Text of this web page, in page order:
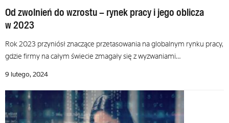
Od zwolnień do wzrostu – rynek pracy i jego oblicza
w 2023
Rok 2023 przyniósł znaczące przetasowania na globalnym rynku pracy,
gdzie firmy na całym świecie zmagały się z wyzwaniami…
9 lutego, 2024